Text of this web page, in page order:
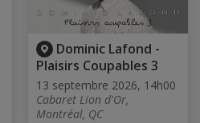
Dominic Lafond -
Plaisirs Coupables 3
13 septembre 2026, 14h00
Cabaret Lion d'Or,
Montréal, QC